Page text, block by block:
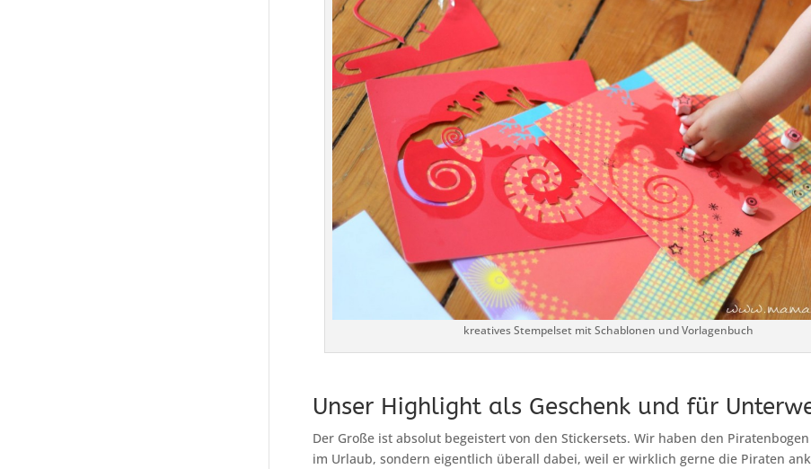
kreatives Stempelset mit Schablonen und Vorlagenbuch
Unser Highlight als Geschenk und für
Der Große ist absolut begeistert von den Stickersets. Wir haben den
im Urlaub, sondern eigentlich überall dabei, weil er wirklich gerne die Piraten